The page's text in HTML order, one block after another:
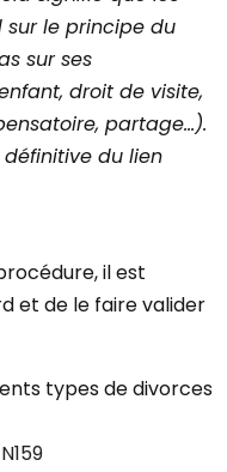
sur le principe du
sur ses
droit de visite,
partage…).
du lien
il est
et de le faire valider
types de divorces